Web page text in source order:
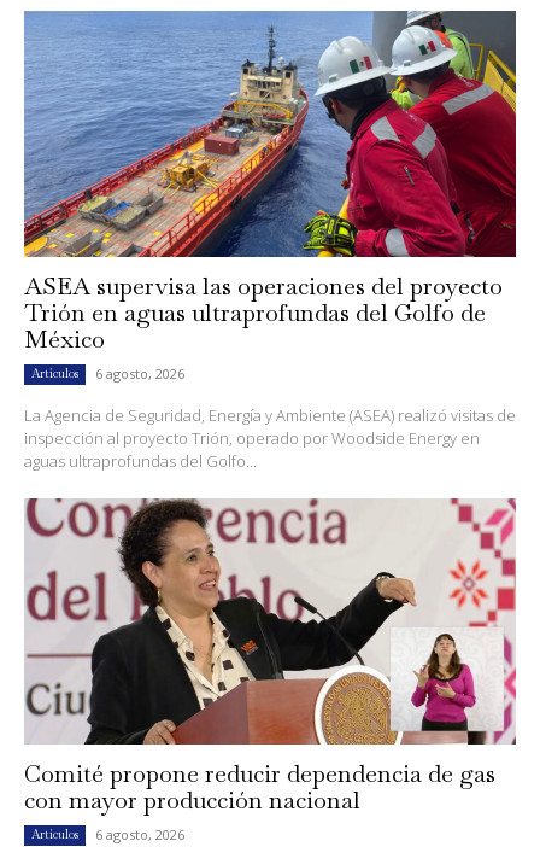
ASEA supervisa las operaciones del proyecto
Trión en aguas ultraprofundas del Golfo de
México
Artículos 6 agosto, 2026
La Agencia de Seguridad, Energía y Ambiente (ASEA) realizó visitas de
inspección al proyecto Trión, operado por Woodside Energy en
aguas ultraprofundas del Golfo...
Comité propone reducir dependencia de gas
con mayor producción nacional
Artículos 6 agosto, 2026